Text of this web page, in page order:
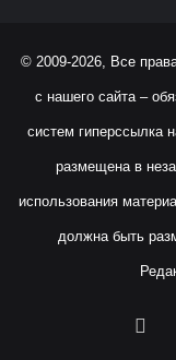
© 2009-2026, Все
с нашего сайта –
систем гиперссылка
размещена в
использования
должна быть